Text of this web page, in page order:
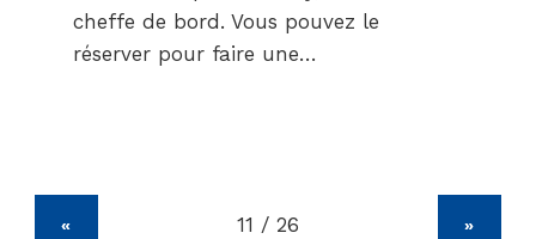
cheffe de bord. Vous pouvez le
réserver pour faire une…
« »